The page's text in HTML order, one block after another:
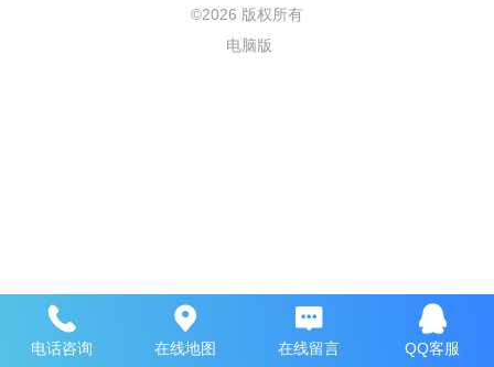
©2026 版权所有
电脑版
电话咨询 在线地图 在线留言 QQ客服